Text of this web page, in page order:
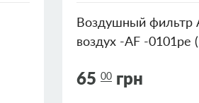
Воздушный фильтр
воздух -AF -0101ре
65 00 грн